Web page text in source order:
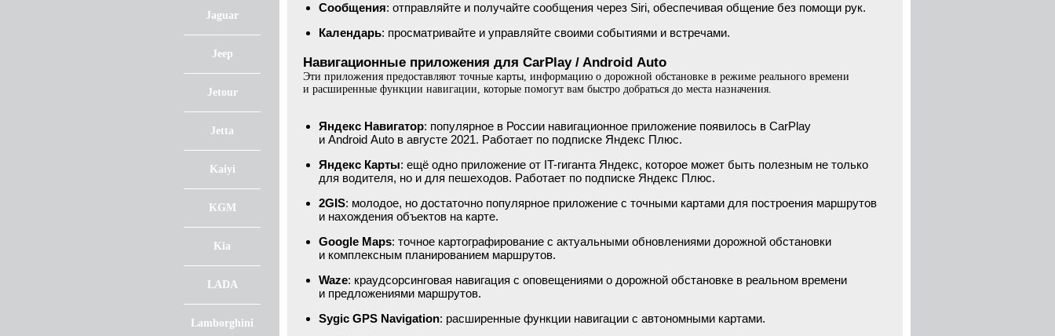
Jaguar
Jeep
Jetour
Jetta
Kaiyi
KGM
Kia
LADA
Lamborghini
Сообщения: отправляйте и получайте сообщения через Siri, обеспечивая общение без помощи рук.
Календарь: просматривайте и управляйте своими событиями и встречами.
Навигационные приложения для CarPlay / Android Auto
Эти приложения предоставляют точные карты, информацию о дорожной обстановке в режиме реального времени
и расширенные функции навигации, которые помогут вам быстро добраться до места назначения.
Яндекс Навигатор: популярное в России навигационное приложение появилось в CarPlay
и Android Auto в августе 2021. Работает по подписке Яндекс Плюс.
Яндекс Карты: ещё одно приложение от IT-гиганта Яндекс, которое может быть полезным не только
для водителя, но и для пешеходов. Работает по подписке Яндекс Плюс.
2GIS: молодое, но достаточно популярное приложение с точными картами для построения маршрутов
и нахождения объектов на карте.
Google Maps: точное картографирование с актуальными обновлениями дорожной обстановки
и комплексным планированием маршрутов.
Waze: краудсорсинговая навигация с оповещениями о дорожной обстановке в реальном времени
и предложениями маршрутов.
Sygic GPS Navigation: расширенные функции навигации с автономными картами.